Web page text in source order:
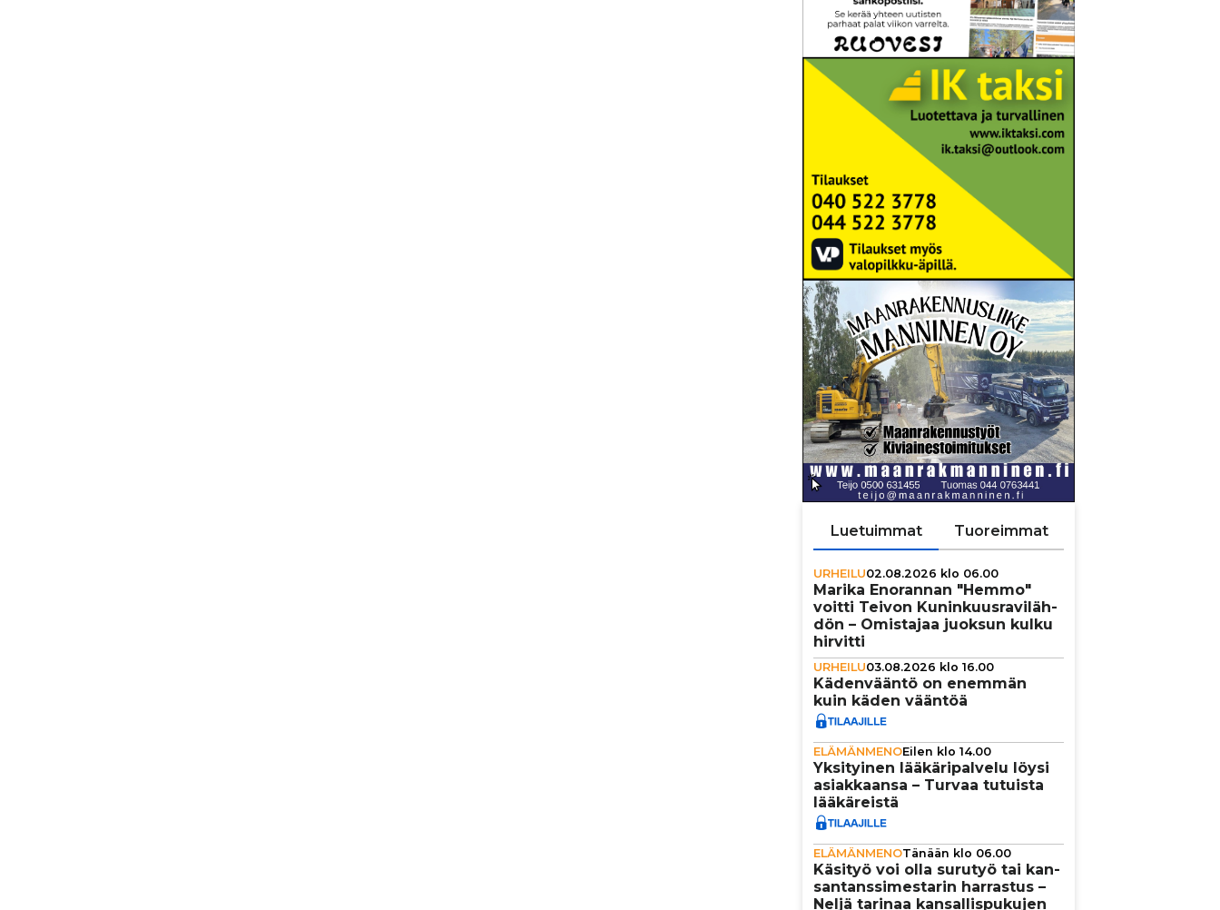
Luetuimmat Tuoreimmat
URHEILU02.08.2026 klo 06.00
Marika Enorannan "Hemmo"
voitti Teivon Kunin­kuus­ra­vi­läh­
dön – Omistajaa juoksun kulku
hirvitti
URHEILU03.08.2026 klo 16.00
Käden­vääntö on enemmän
kuin käden vääntöä
ELÄMÄNMENOEilen klo 14.00
Yksi­tyi­nen lää­kä­ri­pal­velu löysi
asi­ak­kaansa – Turvaa tutuista
lää­kä­reistä
ELÄMÄNMENOTänään klo 06.00
Käsityö voi olla surutyö tai kan­
san­tans­si­mes­ta­rin harrastus –
Neljä tarinaa kan­sal­lis­pu­ku­jen